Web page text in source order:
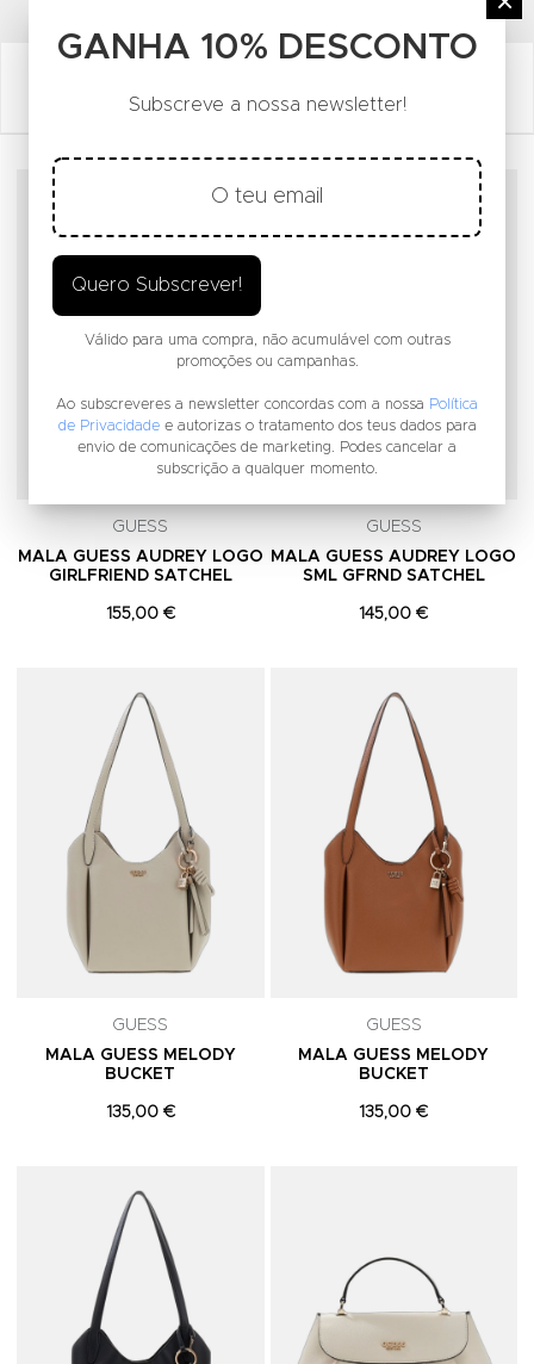
Adicionar aos Favoritos
GUESS
MALA GUESS AUDREY LOGO
GIRLFRIEND SATCHEL
155,00 €
GUESS
MALA GUESS AUDREY LOGO
SML GFRND SATCHEL
145,00 €
GUESS
MALA GUESS MELODY
BUCKET
135,00 €
GUESS
MALA GUESS MELODY
BUCKET
135,00 €
Quero Subscrever!
promoções ou campanhas.
Ao subscreveres a newsletter concordas com a nossaPolítica
de Privacidadee autorizas o tratamento dos teus dados para
subscrição a qualquer momento.